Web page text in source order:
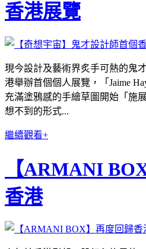
香港展覽
現今設計及藝術界炙手可熱的鬼
港舉辦首個個人展覽，「Jaime
充滿塗鴉感的手繪草圖開始「施
想不到的形式...
繼續觀看+
【ARMANI
香港